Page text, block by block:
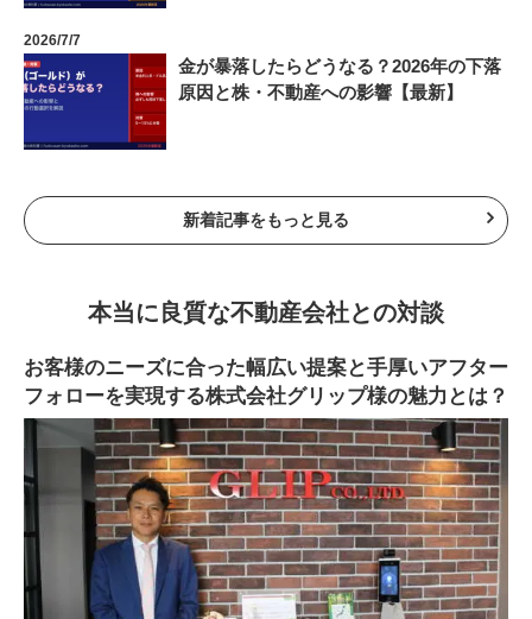
2026/7/7
金が暴落したらどうなる？2026年の下落
原因と株・不動産への影響【最新】
新着記事をもっと見る
本当に良質な不動産会社との対談
お客様のニーズに合った幅広い提案と手厚いアフター
フォローを実現する株式会社グリップ様の魅力とは？